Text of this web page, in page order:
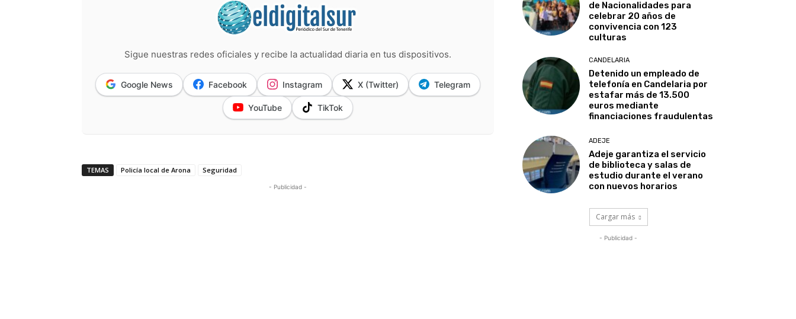
Sigue nuestras redes oficiales y recibe la actualidad diaria en tus dispositivos.
Google News Facebook Instagram X (Twitter) Telegram
YouTube TikTok
TEMAS Policía local de Arona Seguridad
- Publicidad -
de Nacionalidades para
celebrar 20 años de
convivencia con 123
culturas
CANDELARIA
Detenido un empleado de
telefonía en Candelaria por
estafar más de 13.500
euros mediante
financiaciones fraudulentas
ADEJE
Adeje garantiza el servicio
de biblioteca y salas de
estudio durante el verano
con nuevos horarios
Cargar más
- Publicidad -